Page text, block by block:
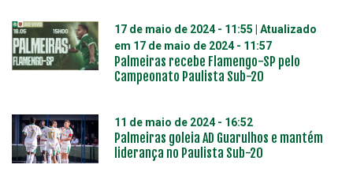
17 de maio de 2024 - 11:55 | Atualizado
em 17 de maio de 2024 - 11:57
Palmeiras recebe Flamengo-SP pelo
Campeonato Paulista Sub-20
11 de maio de 2024 - 16:52
Palmeiras goleia AD Guarulhos e mantém
liderança no Paulista Sub-20